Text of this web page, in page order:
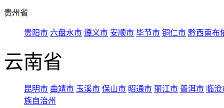
贵州省
贵阳市 六盘水市 遵义市 安顺市 毕节市 铜仁市 黔西南布
云南省
昆明市 曲靖市 玉溪市 保山市 昭通市 丽江市 普洱市 临
族自治州